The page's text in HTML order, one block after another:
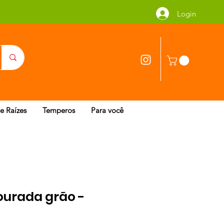
Login
Raízes Temperos Para você
grão -